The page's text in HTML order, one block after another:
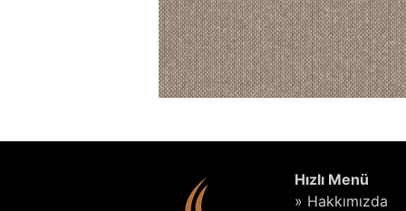
Hızlı Menü
» Hakkımızda